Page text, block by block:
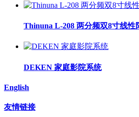
Thinuna L-208 两分频双8寸线性
DEKEN 家庭影院系统
English
友情链接